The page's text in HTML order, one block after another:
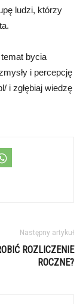
ludzi, którzy
bycia
i percepcję
i zgłębiaj wiedzę
Następny artykuł
ROZLICZENIE
ROCZNE?